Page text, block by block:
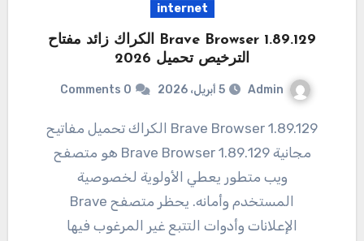
internet
Brave Browser 1.89.129 الكراك زائد مفتاح
الترخيص تحميل 2026
Admin 5 أبريل، 2026 0 Comments
1.89.129 Brave Browser الكراك تحميل مفاتيح
مجانية 1.89.129 Brave Browser هو متصفح
ويب متطور يعطي الأولوية لخصوصية
المستخدم وأمانه. يحظر متصفح Brave
الإعلانات وأدوات التتبع غير المرغوب فيها